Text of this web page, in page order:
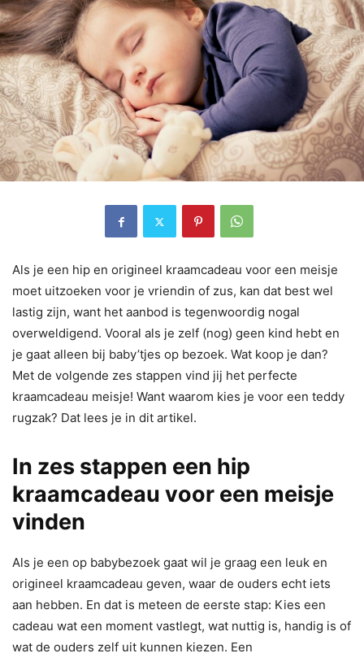
Als je een hip en origineel kraamcadeau voor een meisje
moet uitzoeken voor je vriendin of zus, kan dat best wel
lastig zijn, want het aanbod is tegenwoordig nogal
overweldigend. Vooral als je zelf (nog) geen kind hebt en
je gaat alleen bij baby’tjes op bezoek. Wat koop je dan?
Met de volgende zes stappen vind jij het perfecte
kraamcadeau meisje! Want waarom kies je voor een teddy
rugzak? Dat lees je in dit artikel.
In zes stappen een hip
kraamcadeau voor een meisje
vinden
Als je een op babybezoek gaat wil je graag een leuk en
origineel kraamcadeau geven, waar de ouders echt iets
aan hebben. En dat is meteen de eerste stap: Kies een
cadeau wat een moment vastlegt, wat nuttig is, handig is of
wat de ouders zelf uit kunnen kiezen. Een